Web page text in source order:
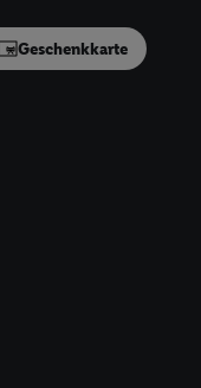
Geschenkkarte